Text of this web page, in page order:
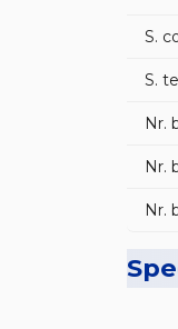
S.
S.
Nr.
Nr.
Nr.